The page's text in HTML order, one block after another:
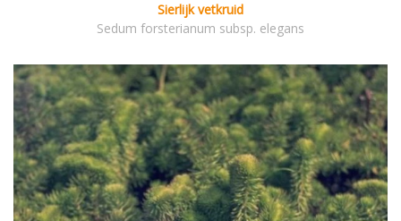
Sierlijk vetkruid
Sedum forsterianum subsp. elegans